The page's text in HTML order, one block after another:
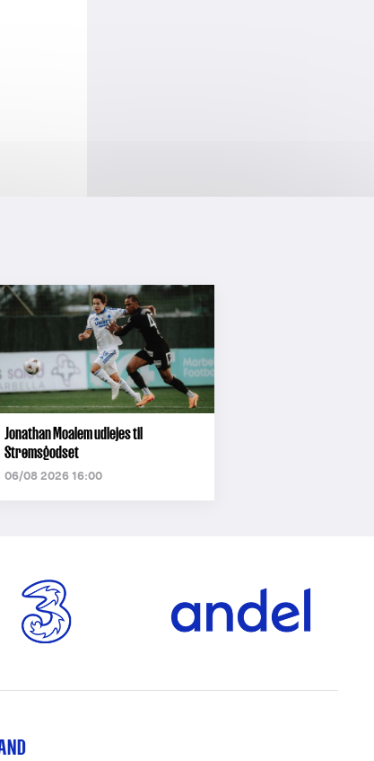
Jonathan Moalem udlejes til
Strømsgodset
06/08 2026 16:00